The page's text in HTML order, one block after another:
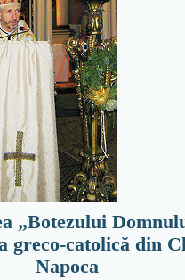
„Botezului
greco-catolică din
Napoca